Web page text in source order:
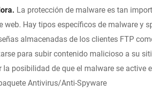
La protección de malware es tan
web. Hay tipos específicos de malware y
almacenadas de los clientes FTP
para subir contenido malicioso a su
la posibilidad de que el malware se active
Antivirus/Anti-Spyware